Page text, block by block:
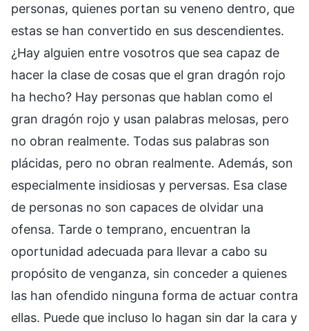
personas, quienes portan su veneno dentro, que
estas se han convertido en sus descendientes.
¿Hay alguien entre vosotros que sea capaz de
hacer la clase de cosas que el gran dragón rojo
ha hecho? Hay personas que hablan como el
gran dragón rojo y usan palabras melosas, pero
no obran realmente. Todas sus palabras son
plácidas, pero no obran realmente. Además, son
especialmente insidiosas y perversas. Esa clase
de personas no son capaces de olvidar una
ofensa. Tarde o temprano, encuentran la
oportunidad adecuada para llevar a cabo su
propósito de venganza, sin conceder a quienes
las han ofendido ninguna forma de actuar contra
ellas. Puede que incluso lo hagan sin dar la cara y